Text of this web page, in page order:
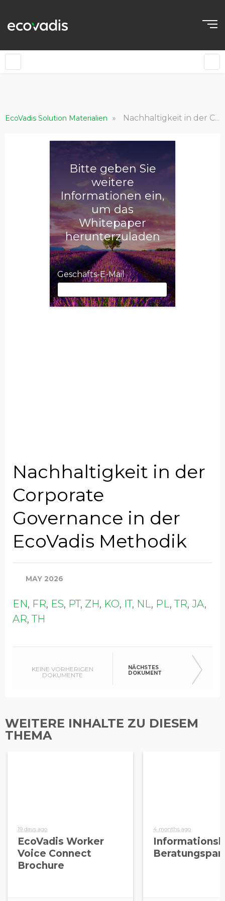
EcoVadis Solution Materialien » Nachhaltigkeit in der Corporate Governance in der EcoVadis Methodik
Bitte geben Sie
weitere
Informationen ein,
um das
Whitepaper
herunterzuladen
Geschäfts-E-Mail
Unternehmen
Industrie
Jahresumsatz (global)
Nachhaltigkeit in der
Corporate
Governance in der
EcoVadis Methodik
MAY 2026
EN, FR, ES, PT, ZH, KO, IT, NL, PL,TR, JA,
AR,TH
KEINE VORHERIGEN
DOKUMENTE
NÄCHSTES
DOKUMENT
WEITERE INHALTE ZU DIESEM
THEMA
19 days ago
EcoVadis Worker
Voice Connect
Brochure
4 months ago